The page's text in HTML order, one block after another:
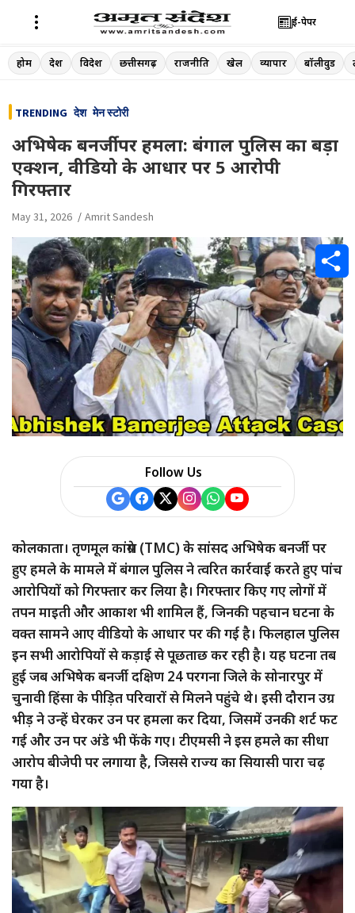
Skip
to
ई-पेपर
होम देश विदेश छत्तीसगढ़ राजनीति खेल व्यापार बॉलीवुड
TRENDING देश मेन स्टोरी
अभिषेक बनर्जी पर हमला: बंगाल पुलिस का बड़ा
एक्शन, वीडियो के आधार पर 5 आरोपी
गिरफ्तार
May 31, 2026 Amrit Sandesh
Follow Us
कोलकाता। तृणमूल कांग्रेस (TMC) के सांसद अभिषेक बनर्जी पर
हुए हमले के मामले में बंगाल पुलिस ने त्वरित कार्रवाई करते हुए पांच
आरोपियों को गिरफ्तार कर लिया है। गिरफ्तार किए गए लोगों में
तपन माइती और आकाश भी शामिल हैं, जिनकी पहचान घटना के
वक्त सामने आए वीडियो के आधार पर की गई है। फिलहाल पुलिस
इन सभी आरोपियों से कड़ाई से पूछताछ कर रही है। यह घटना तब
हुई जब अभिषेक बनर्जी दक्षिण 24 परगना जिले के सोनारपुर में
चुनावी हिंसा के पीड़ित परिवारों से मिलने पहुंचे थे। इसी दौरान उग्र
भीड़ ने उन्हें घेरकर उन पर हमला कर दिया, जिसमें उनकी शर्ट फट
गई और उन पर अंडे भी फेंके गए। टीएमसी ने इस हमले का सीधा
आरोप बीजेपी पर लगाया है, जिससे राज्य का सियासी पारा चढ़
गया है।
S
h
a
r
e